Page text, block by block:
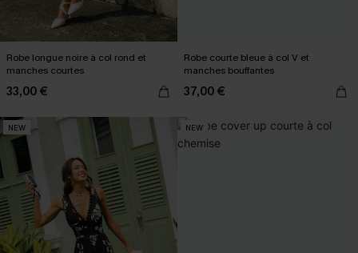
Robe longue noire à col rond et
manches courtes
33,00 €
Robe courte bleue à col V et
manches bouffantes
37,00 €
NEW NEW